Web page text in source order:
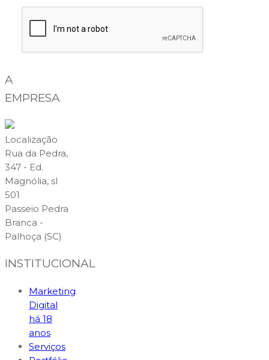
A
EMPRESA
Localização
Rua da Pedra,
347 - Ed.
Magnólia, sl
501
Passeio Pedra
Branca -
Palhoça (SC)
INSTITUCIONAL
Marketing
Digital
há 18
anos
Serviços